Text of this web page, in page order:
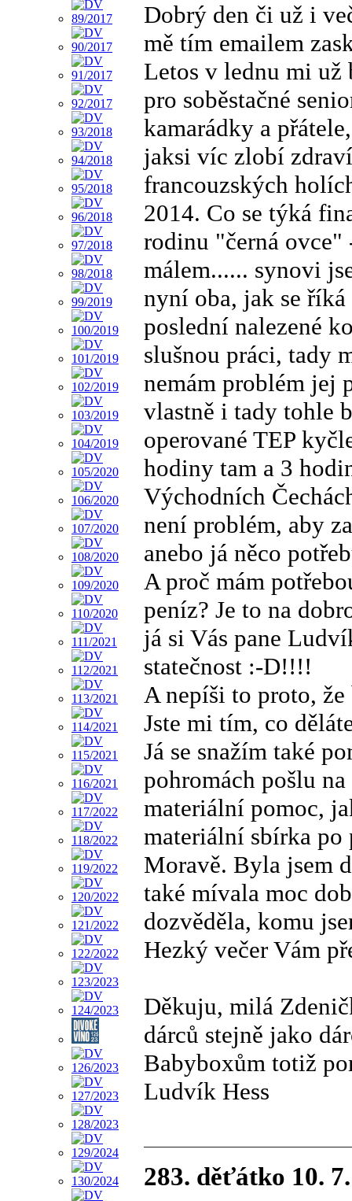
Dobrý den či už i
mě tím emailem
Letos v lednu mi
pro soběstačné
kamarádky a
jaksi víc zlobí
francouzských
2014. Co se týká
rodinu "černá ovce"
málem...... synovi
nyní oba, jak se
poslední nalezené
slušnou práci, tady
nemám problém jej
vlastně i tady tohle
operované TEP
hodiny tam a 3
Východních
není problém, aby
anebo já něco
A proč mám
peníz? Je to na
já si Vás pane
statečnost :-D!!!!
A nepíši to proto,
Jste mi tím, co
Já se snažím také
pohromách pošlu
materiální pomoc,
materiální sbírka po
Moravě. Byla jsem
také mívala moc
dozvěděla, komu
Hezký večer Vám
Děkuju, milá
dárců stejně jako
Babyboxům totiž
Ludvík Hess
283. děťátko 10.